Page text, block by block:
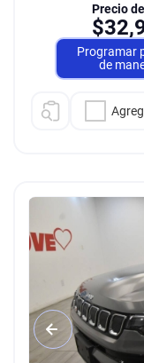
Precio
$
Programar
de